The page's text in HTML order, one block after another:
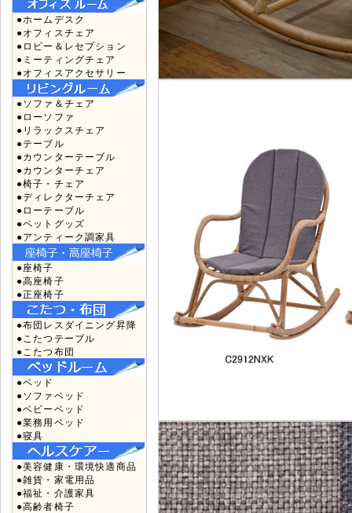
●ホームデスク
●オフィスチェア
●ロビー＆レセプション
●ミーティングチェア
●オフィスアクセサリー
●ソファ＆チェア
●ローソファ
●リラックスチェア
●テーブル
●カウンターテーブル
●カウンターチェア
●椅子・チェア
●ディレクターチェア
●ローテーブル
●ペットグッズ
●アンティーク調家具
●座椅子
●高座椅子
●正座椅子
●布団レスダイニング昇降
●こたつテーブル
●こたつ布団
●ベッド
●ソファベッド
●ベビーベッド
●業務用ベッド
●寝具
●美容健康・環境快適商品
●雑貨・家電用品
●福祉・介護家具
●高齢者椅子